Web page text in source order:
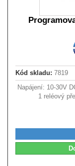
Kód skladu: 7819
Napájení: 10-30V
1 reléový